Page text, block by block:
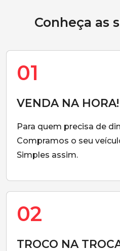
Conheça as
01
VENDA NA HORA!
Para quem precisa de
Compramos o seu
Simples assim.
02
TROCO NA